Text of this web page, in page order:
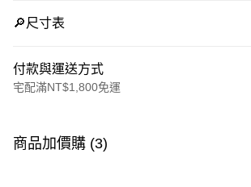
🔎尺寸表
付款與運送方式
宅配滿NT$1,800免運
信用卡一次付款
商品加價購 (3)